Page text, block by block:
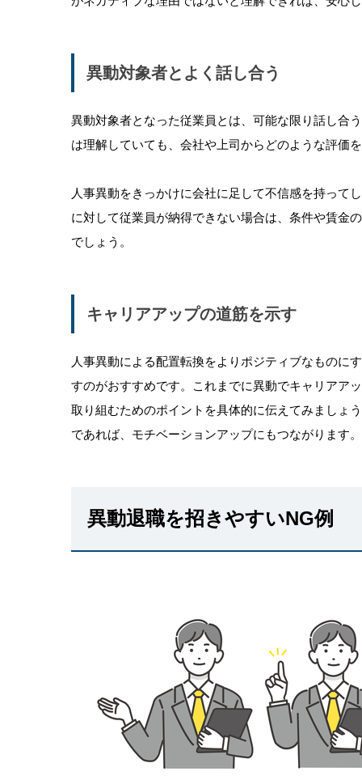
異動対象者とよく話し合う
異動対象者となった従業員とは、可能な限り話し合
は理解していても、会社や上司からどのような評価
人事異動をきっかけに会社に足して不信感を持って
に対して従業員が納得できない場合は、条件や賃金
でしょう。
キャリアアップの道筋を示す
人事異動による配置転換をよりポジティブなものに
すのがおすすめです。これまでに異動でキャリアア
取り組むためのポイントを具体的に伝えてみましょ
であれば、モチベーションアップにもつながります。
異動退職を招きやすいNG例